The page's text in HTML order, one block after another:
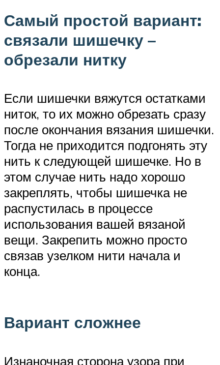
Самый простой вариант:
связали шишечку –
обрезали нитку
Если шишечки вяжутся остатками
ниток, то их можно обрезать сразу
после окончания вязания шишечки.
Тогда не приходится подгонять эту
нить к следующей шишечке. Но в
этом случае нить надо хорошо
закреплять, чтобы шишечка не
распустилась в процессе
использования вашей вязаной
вещи. Закрепить можно просто
связав узелком нити начала и
конца.
Вариант сложнее
Изнаночная сторона узора при